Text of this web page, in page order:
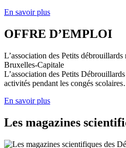
En savoir plus
OFFRE D’EMPLOI
L’association des Petits
Bruxelles-Capitale
L’association des Petits
activités pendant les congés
En savoir plus
Les magazines